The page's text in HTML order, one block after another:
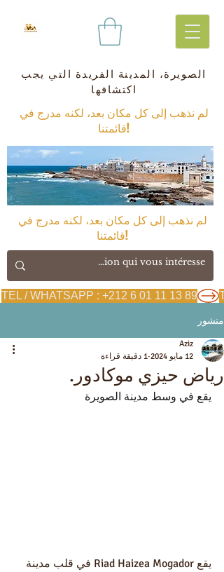
الصويرة، المدينة الفريدة التي يجب
اكتشافها
لم نذهب إلى كل مكان بعد، لكنه مدرج في
قائمتنا!
TEL / WHATSAPP : +212 6 01 11 13 89
لم نذهب إلى كل مكان بعد، لكنه مدرج في
قائمتنا!
منشور
رياض حيزي موكادور.
Aziz
12 مايو 2024
1 دقيقة قراءة
يقع في وسط مدينة الصويرة
يقع Riad Haizea Mogador في قلب مدينة